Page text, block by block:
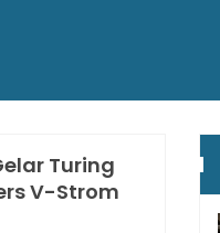
Turing
V-Strom